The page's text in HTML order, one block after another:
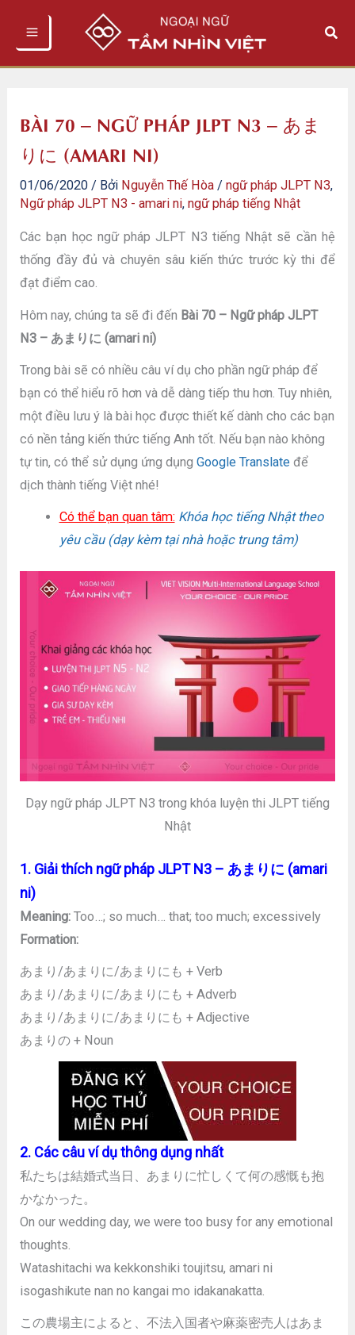
Tìm
BÀI 70 – NGỮ PHÁP JLPT N3 – あま
りに (AMARI NI)
01/06/2020 / Bởi Nguyễn Thế Hòa /ngữ pháp JLPT N3,
Ngữ pháp JLPT N3 - amari ni,ngữ pháp tiếng Nhật
Các bạn học ngữ pháp JLPT N3 tiếng Nhật sẽ cần hệ
thống đầy đủ và chuyên sâu kiến thức trước kỳ thi để
đạt điểm cao.
Hôm nay, chúng ta sẽ đi đến Bài 70 – Ngữ pháp JLPT
N3 – あまりに (amari ni)
Trong bài sẽ có nhiều câu ví dụ cho phần ngữ pháp để
bạn có thể hiểu rõ hơn và dễ dàng tiếp thu hơn. Tuy nhiên,
một điều lưu ý là bài học được thiết kế dành cho các bạn
có nền tảng kiến thức tiếng Anh tốt. Nếu bạn nào không
tự tin, có thể sử dụng ứng dụngGoogle Translate để
dịch thành tiếng Việt nhé!
Có thể bạn quan tâm: Khóa học tiếng Nhật theo
yêu cầu (dạy kèm tại nhà hoặc trung tâm)
Dạy ngữ pháp JLPT N3 trong khóa luyện thi JLPT tiếng
Nhật
1. Giải thích ngữ pháp JLPT N3 – あまりに (amari
ni)
Meaning: Too…; so much… that; too much; excessively
Formation:
あまり/あまりに/あまりにも + Verb
あまり/あまりに/あまりにも + Adverb
あまり/あまりに/あまりにも + Adjective
あまりの + Noun
2. Các câu ví dụ thông dụng nhất
私たちは結婚式当日、あまりに忙しくて何の感慨も抱
かなかった。
On our wedding day, we were too busy for any emotional
thoughts.
Watashitachi wa kekkonshiki toujitsu, amari ni
isogashikute nan no kangai mo idakanakatta.
この農場主によると、不法入国者や麻薬密売人はあま